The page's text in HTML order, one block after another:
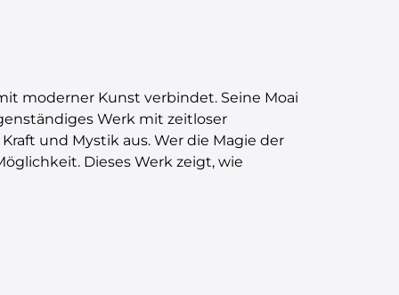
moderner Kunst verbindet. Seine Moai
Werk mit zeitloser
und Mystik aus. Wer die Magie der
Dieses Werk zeigt, wie